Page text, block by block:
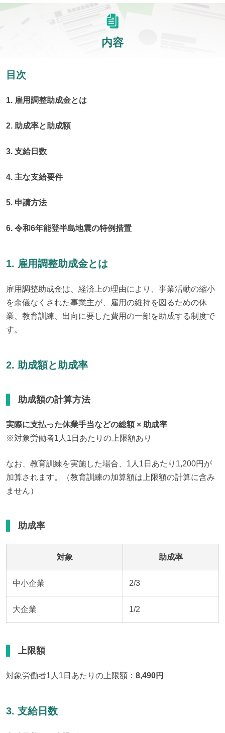
内容
目次
1. 雇用調整助成金とは
2. 助成率と助成額
3. 支給日数
4. 主な支給要件
5. 申請方法
6. 令和6年能登半島地震の特例措置
1. 雇用調整助成金とは
雇用調整助成金は、経済上の理由により、事業活動の縮小
を余儀なくされた事業主が、雇用の維持を図るための休
業、教育訓練、出向に要した費用の一部を助成する制度で
す。
2. 助成額と助成率
助成額の計算方法
実際に支払った休業手当などの総額 × 助成率
※対象労働者1人1日あたりの上限額あり
なお、教育訓練を実施した場合、1人1日あたり1,200円が
加算されます。（教育訓練の加算額は上限額の計算に含み
ません）
助成率
対象 助成率
中小企業 2/3
大企業 1/2
上限額
対象労働者1人1日あたりの上限額： 8,490円
3. 支給日数